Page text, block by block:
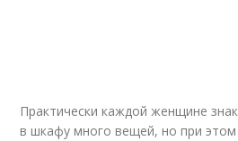
Практически каждой женщине
в шкафу много вещей, но при